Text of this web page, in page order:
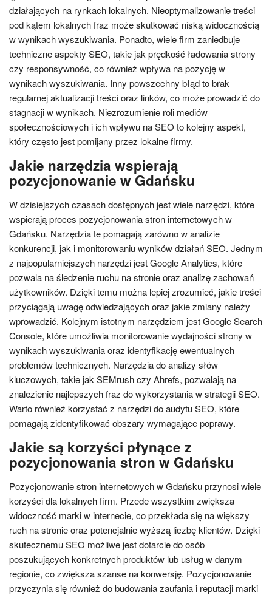
działających na rynkach lokalnych. Nieoptymalizowanie treści
pod kątem lokalnych fraz może skutkować niską widocznością
w wynikach wyszukiwania. Ponadto, wiele firm zaniedbuje
techniczne aspekty SEO, takie jak prędkość ładowania strony
czy responsywność, co również wpływa na pozycję w
wynikach wyszukiwania. Inny powszechny błąd to brak
regularnej aktualizacji treści oraz linków, co może prowadzić do
stagnacji w wynikach. Niezrozumienie roli mediów
społecznościowych i ich wpływu na SEO to kolejny aspekt,
który często jest pomijany przez lokalne firmy.
Jakie narzędzia wspierają
pozycjonowanie w Gdańsku
W dzisiejszych czasach dostępnych jest wiele narzędzi, które
wspierają proces pozycjonowania stron internetowych w
Gdańsku. Narzędzia te pomagają zarówno w analizie
konkurencji, jak i monitorowaniu wyników działań SEO. Jednym
z najpopularniejszych narzędzi jest Google Analytics, które
pozwala na śledzenie ruchu na stronie oraz analizę zachowań
użytkowników. Dzięki temu można lepiej zrozumieć, jakie treści
przyciągają uwagę odwiedzających oraz jakie zmiany należy
wprowadzić. Kolejnym istotnym narzędziem jest Google Search
Console, które umożliwia monitorowanie wydajności strony w
wynikach wyszukiwania oraz identyfikację ewentualnych
problemów technicznych. Narzędzia do analizy słów
kluczowych, takie jak SEMrush czy Ahrefs, pozwalają na
znalezienie najlepszych fraz do wykorzystania w strategii SEO.
Warto również korzystać z narzędzi do audytu SEO, które
pomagają zidentyfikować obszary wymagające poprawy.
Jakie są korzyści płynące z
pozycjonowania stron w Gdańsku
Pozycjonowanie stron internetowych w Gdańsku przynosi wiele
korzyści dla lokalnych firm. Przede wszystkim zwiększa
widoczność marki w internecie, co przekłada się na większy
ruch na stronie oraz potencjalnie wyższą liczbę klientów. Dzięki
skutecznemu SEO możliwe jest dotarcie do osób
poszukujących konkretnych produktów lub usług w danym
regionie, co zwiększa szanse na konwersję. Pozycjonowanie
przyczynia się również do budowania zaufania i reputacji marki